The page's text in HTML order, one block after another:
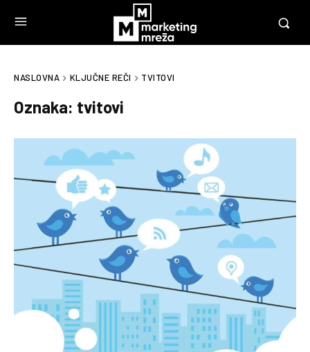
NASLOVNA KLJUČNE REČI TVITOVI
Oznaka: tvitovi